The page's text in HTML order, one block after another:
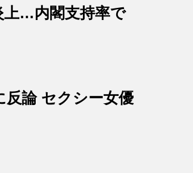
上…内閣支持率で
反論 セクシー女優